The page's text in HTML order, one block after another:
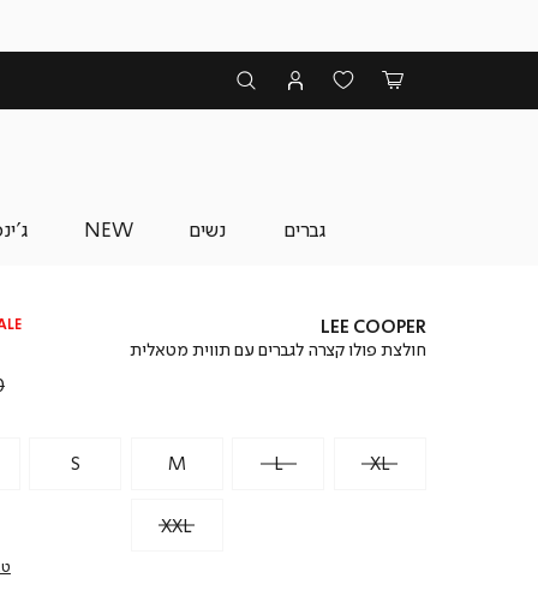
גברים נשים NEW
LEE COOPER
חולצת פולו קצרה לגברים עם תווית מטאלית
S M L XL
XXL